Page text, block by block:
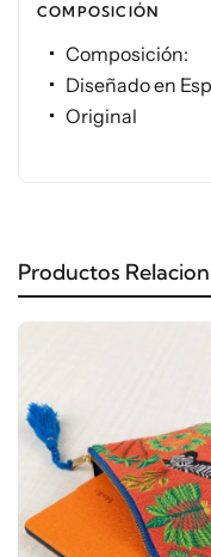
COMPOSICIÓN
Composición:
Diseñado en
Original
Productos